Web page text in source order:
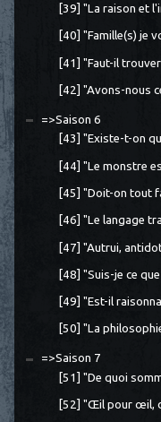
[39] "La raison et
[40] "Famille(s) je
[41] "Faut-il
[42] "Avons-nous
=>Saison 6
[43] "Existe-t-on
[44] "Le monstre
[45] "Doit-on tout
[46] "Le langage
[47] "Autrui,
[48] "Suis-je ce
[49] "Est-il
[50] "La
=>Saison 7
[51] "De quoi
[52] "Œil pour œil,